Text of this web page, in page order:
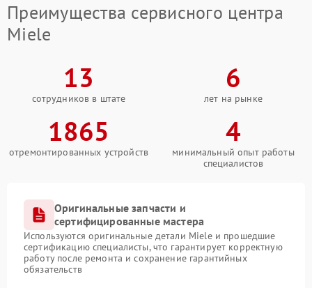
Преимущества сервисного центра
Miele
13
сотрудников в штате
6
лет на рынке
1865
отремонтированных устройств
4
минимальный опыт работы
специалистов
Оригинальные запчасти и
сертифицированные мастера
Используются оригинальные детали Miele и прошедшие
сертификацию специалисты, что гарантирует корректную
работу после ремонта и сохранение гарантийных
обязательств